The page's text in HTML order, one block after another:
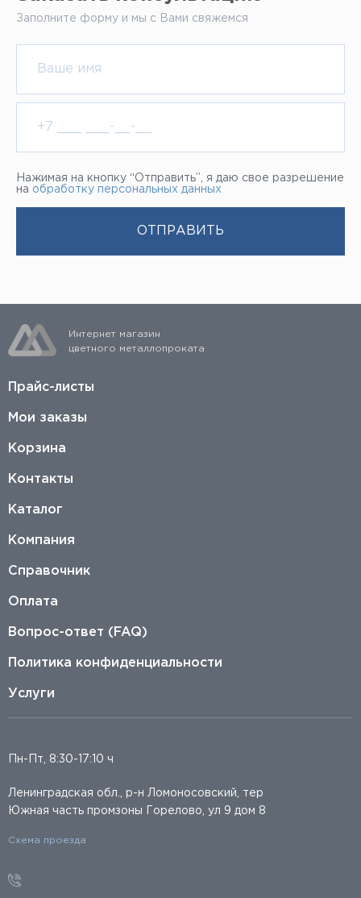
Заполните форму и мы с Вами свяжемся
Нажимая на кнопку “Отправить”, я даю свое разрешение
на обработку персональных данных
Интернет магазин
цветного металлопроката
Прайс-листы
Мои заказы
Корзина
Контакты
Каталог
Компания
Справочник
Оплата
Вопрос-ответ (FAQ)
Политика конфиденциальности
Услуги
Пн-Пт, 8:30-17:10 ч
Ленинградская обл., р-н Ломоносовский, тер
Южная часть промзоны Горелово, ул 9 дом 8
Схема проезда